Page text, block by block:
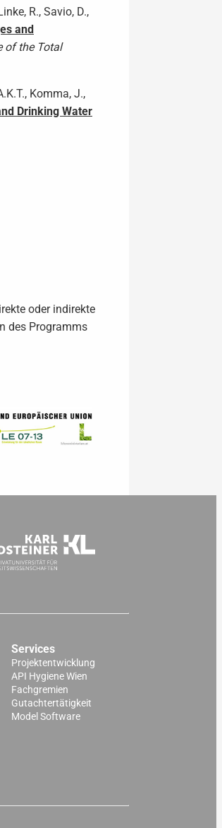
R., Savio, D.,
and
of the Total
Komma, J.,
Drinking Water
oder indirekte
des Programms
Services
Projektentwicklung
API Hygiene Wien
Fachgremien
Gutachtertätigkeit
Model Software